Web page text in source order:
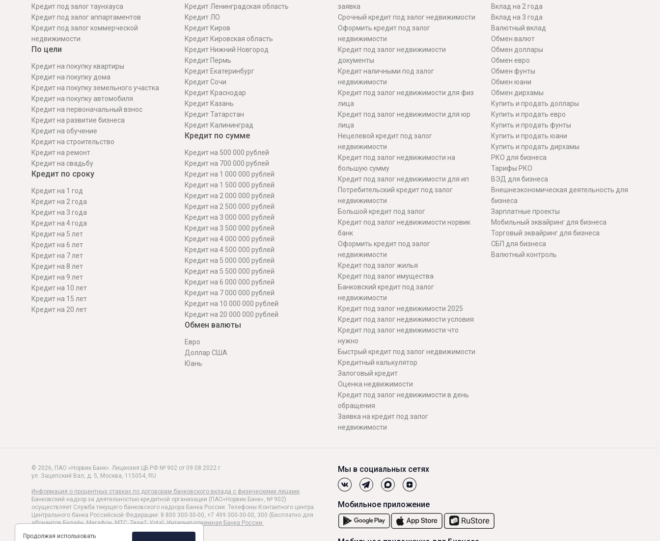
Кредит под залог таунхауса
Кредит под залог аппартаментов
Кредит под залог коммерческой
недвижимости
По цели
Кредит на покупку квартиры
Кредит на покупку дома
Кредит на покупку земельного участка
Кредит на покупку автомобиля
Кредит на первоначальный взнос
Кредит на развитие бизнеса
Кредит на обучение
Кредит на строительcтво
Кредит на ремонт
Кредит на свадьбу
Кредит по сроку
Кредит на 1 год
Кредит на 2 года
Кредит на 3 года
Кредит на 4 года
Кредит на 5 лет
Кредит на 6 лет
Кредит на 7 лет
Кредит на 8 лет
Кредит на 9 лет
Кредит на 10 лет
Кредит на 15 лет
Кредит на 20 лет
Кредит Ленинградская область
Кредит ЛО
Кредит Киров
Кредит Кировская область
Кредит Нижний Новгород
Кредит Пермь
Кредит Екатеринбург
Кредит Сочи
Кредит Краснодар
Кредит Казань
Кредит Татарстан
Кредит Калининград
Кредит по сумме
Кредит на 500 000 рублей
Кредит на 700 000 рублей
Кредит на 1 000 000 рублей
Кредит на 1 500 000 рублей
Кредит на 2 000 000 рублей
Кредит на 2 500 000 рублей
Кредит на 3 000 000 рублей
Кредит на 3 500 000 рублей
Кредит на 4 000 000 рублей
Кредит на 4 500 000 рублей
Кредит на 5 000 000 рублей
Кредит на 5 500 000 рублей
Кредит на 6 000 000 рублей
Кредит на 7 000 000 рублей
Кредит на 10 000 000 рублей
Кредит на 20 000 000 рублей
Обмен валюты
Евро
Доллар США
Юань
заявка
Срочный кредит под залог недвижимости
Оформить кредит под залог
недвижимости
Кредит под залог недвижимости
документы
Кредит наличными под залог
недвижимости
Кредит под залог недвижимости для физ
лица
Кредит под залог недвижимости для юр
лица
Нецелевой кредит под залог
недвижимости
Кредит под залог недвижимости на
большую сумму
Кредит под залог недвижимости для ип
Потребительский кредит под залог
недвижимости
Большой кредит под залог
Кредит под залог недвижимости норвик
банк
Оформить кредит под залог
недвижимости
Кредит под залог жилья
Кредит под залог имущества
Банковский кредит под залог
недвижимости
Кредит под залог недвижимости 2025
Кредит под залог недвижимости условия
Кредит под залог недвижимости что
нужно
Быстрый кредит под залог недвижимости
Кредитный калькулятор
Залоговый кредит
Оценка недвижимости
Кредит под залог недвижимости в день
обращения
Заявка на кредит под залог
недвижимости
Вклад на 2 года
Вклад на 3 года
Валютный вклад
Обмен валют
Обмен доллары
Обмен евро
Обмен фунты
Обмен юани
Обмен дирхамы
Купить и продать доллары
Купить и продать евро
Купить и продать фунты
Купить и продать юани
Купить и продать дирхамы
РКО для бизнеса
Тарифы РКО
ВЭД для бизнеса
Внешнеэкономическая деятельность для
бизнеса
Зарплатные проекты
Мобильный эквайринг для бизнеса
Торговый эквайринг для бизнеса
СБП для бизнеса
Валютный контроль
© 2026, ПАО «Норвик Банк». Лицензия ЦБ РФ № 902 от 09.08.2022 г.
ул. Зацепский Вал, д. 5, Москва, 115054, RU
Информация о процентных ставках по договорам банковского вклада с физическими лицами.
Банковский надзор за деятельностью кредитной организации (ПАО«Норвик Банк», № 902)
осуществляет Служба текущего банковского надзора Банка России. Телефоны Контактного центра
Центрального банка Российской Федерации: 8 800 300-30-00, +7 499 300-30-00, 300 (Бесплатно для
абонентов Билайн, Мегафон, МТС, Теле2, Yota).Интернет-приемная Банка России.
Политика обработки и защиты персональных данных
Мы в социальных сетях
Мобильное приложение
Продолжая использовать